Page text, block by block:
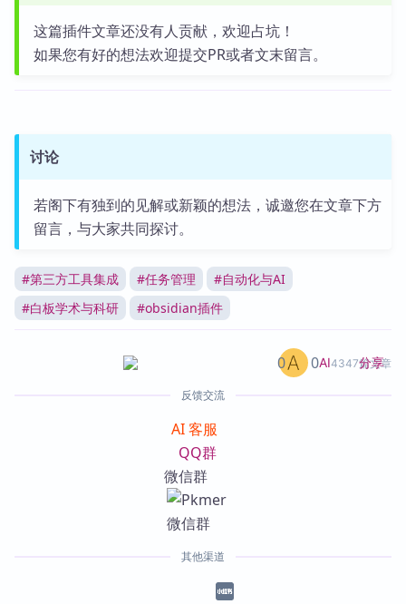
这篇插件文章还没有人贡献，欢迎占坑！
如果您有好的想法欢迎提交PR或者文末留言。
讨论
若阁下有独到的见解或新颖的想法，诚邀您在文章下方
留言，与大家共同探讨。
#第三方工具集成 #任务管理 #自动化与AI
#白板学术与科研 #obsidian插件
AI4347篇文章
0 0 分享
反馈交流
AI 客服
QQ群
微信群
其他渠道